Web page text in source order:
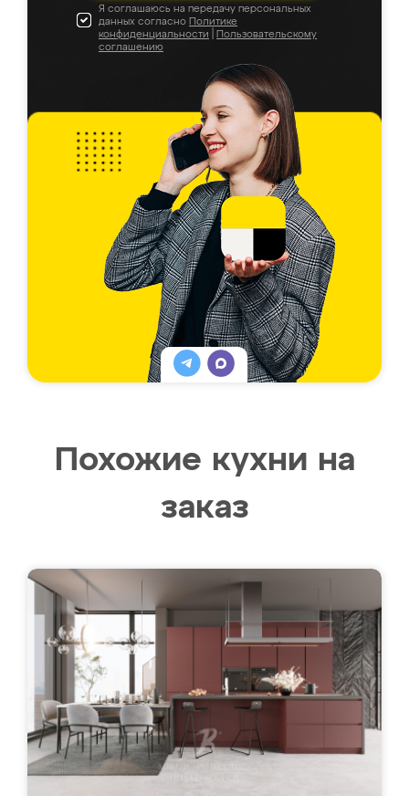
Я соглашаюсь на передачу персональных
данных согласно Политике
конфиденциальности
Пользовательскому
соглашению
Похожие кухни на
заказ